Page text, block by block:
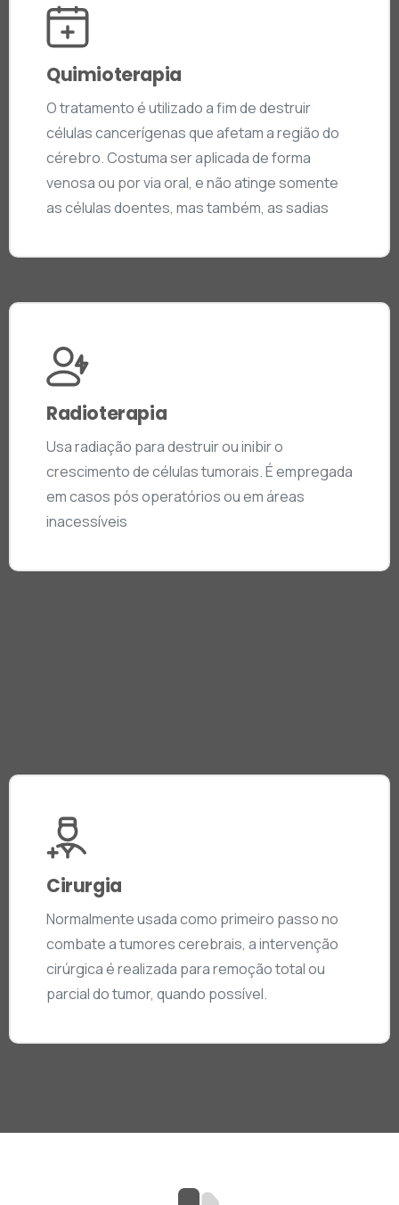
Quimioterapia
O tratamento é utilizado a fim de destruir
células cancerígenas que afetam a região do
cérebro. Costuma ser aplicada de forma
venosa ou por via oral, e não atinge somente
as células doentes, mas também, as sadias
Radioterapia
Usa radiação para destruir ou inibir o
crescimento de células tumorais. É empregada
em casos pós operatórios ou em áreas
inacessíveis
Cirurgia
Normalmente usada como primeiro passo no
combate a tumores cerebrais, a intervenção
cirúrgica é realizada para remoção total ou
parcial do tumor, quando possível.